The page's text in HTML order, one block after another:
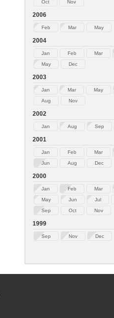
Oct
Nov
2006
Feb Mar May
2004
Jan Feb Mar
May
Dec
2003
Jan Mar May
Aug
Nov
2002
Jan Aug Sep
2001
Jan Feb Mar
Jun
Aug Dec
2000
Jan Feb Mar
May
Jun Jul
Sep
Oct Nov
1999
Sep Nov Dec